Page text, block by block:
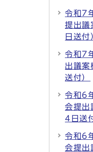
令和7
提出
日送付
令和7
出議
送付）
令和6
会提出
4日送
令和6
会提出